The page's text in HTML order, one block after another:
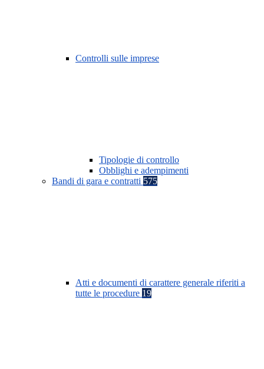
Controlli sulle imprese
Tipologie di controllo
Obblighi e adempimenti
Bandi di gara e contratti 575
Atti e documenti di carattere generale riferiti a
tutte le procedure 19